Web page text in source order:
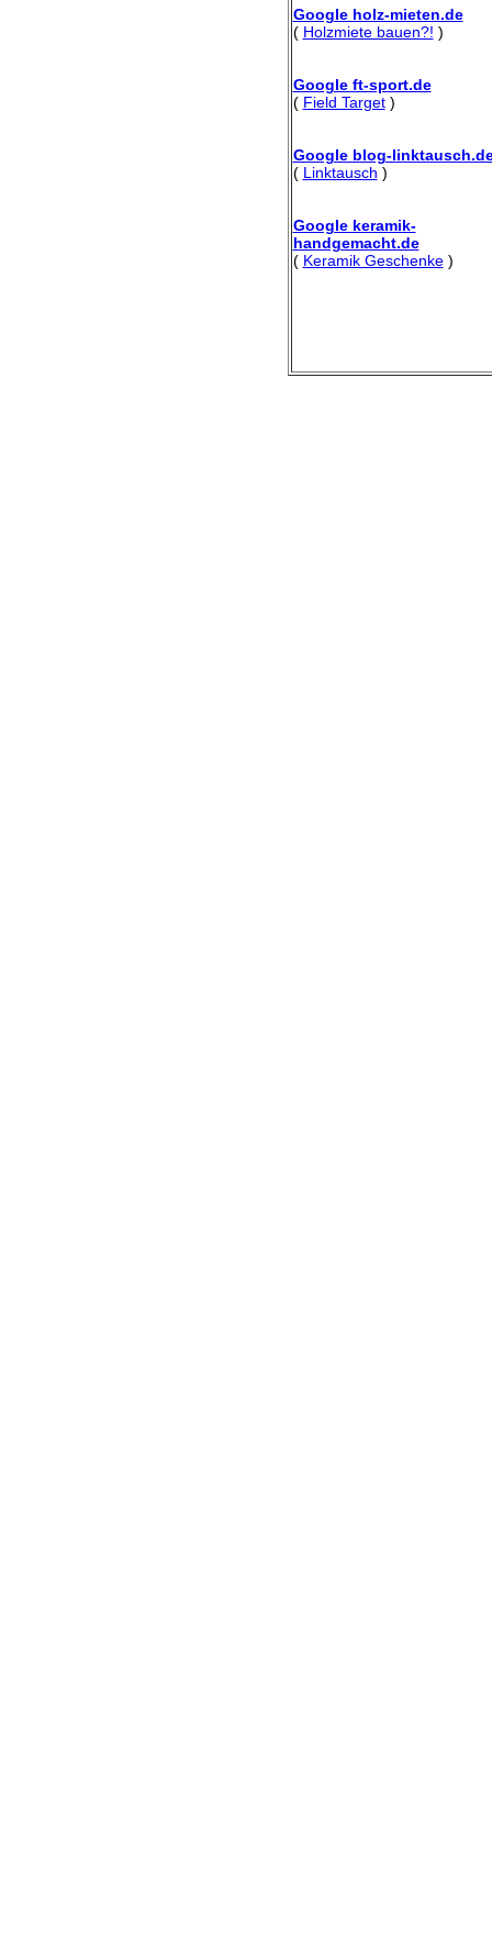
Google holz-mieten.de
( Holzmiete bauen?! )
Google ft-sport.de
( Field Target)
Google blog-
( Linktausch )
Google keramik-
handgemacht.de
( Keramik Geschenke)